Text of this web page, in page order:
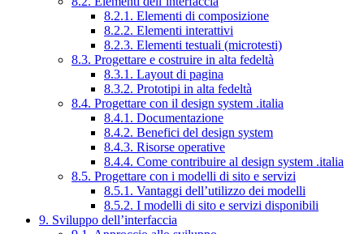
8.2.1. Elementi di composizione
8.2.2. Elementi interattivi
8.2.3. Elementi testuali (microtesti)
8.3. Progettare e costruire in alta fedeltà
8.3.1. Layout di pagina
8.3.2. Prototipi in alta fedeltà
8.4. Progettare con il design system .italia
8.4.1. Documentazione
8.4.2. Benefici del design system
8.4.3. Risorse operative
8.4.4. Come contribuire al design system .italia
8.5. Progettare con i modelli di sito e servizi
8.5.1. Vantaggi dell’utilizzo dei modelli
8.5.2. I modelli di sito e servizi disponibili
9. Sviluppo dell’interfaccia